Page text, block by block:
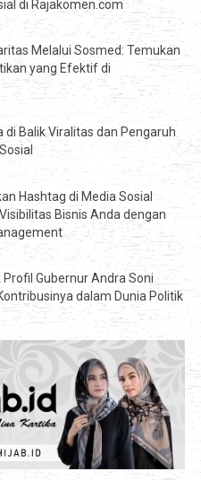
di Rajakomen.com
Melalui Sosmed: Temukan
yang Efektif di
di Balik Viralitas dan Pengaruh
Hashtag di Media Sosial
Bisnis Anda dengan
Gubernur Andra Soni
dalam Dunia Politik